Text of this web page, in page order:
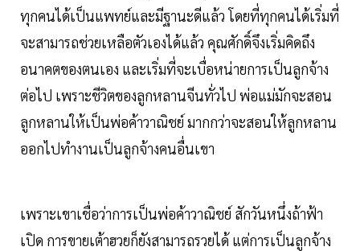
ทุกคนได้เป็นแพทย์และมีฐานะดีแล้ว โดยที่ทุกคนได้เริ่มที่
จะสามารถช่วยเหลือตัวเองได้แล้ว คุณศักดิ์จึงเริ่มคิดถึง
อนาคตของตนเอง และเริ่มที่จะเบื่อหน่ายการเป็นลูกจ้าง
ต่อไป เพราะชีวิตของลูกหลานจีนทั่วไป พ่อแม่มักจะสอน
ลูกหลานให้เป็นพ่อค้าวาณิชย์ มากกว่าจะสอนให้ลูกหลาน
ออกไปทำงานเป็นลูกจ้างคนอื่นเขา
เพราะเขาเชื่อว่าการเป็นพ่อค้าวาณิชย์ สักวันหนึ่งถ้าฟ้า
เปิด การขายเต้าฮวยก็ยังสามารถรวยได้ แต่การเป็นลูกจ้าง